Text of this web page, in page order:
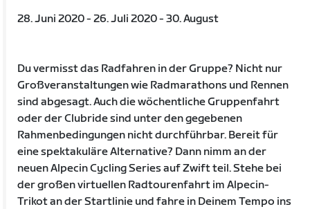
28. Juni 2020 - 26. Juli 2020 - 30. August
Du vermisst das Radfahren in der Gruppe? Nicht nur
Großveranstaltungen wie Radmarathons und Rennen
sind abgesagt. Auch die wöchentliche Gruppenfahrt
oder der Clubride sind unter den gegebenen
Rahmenbedingungen nicht durchführbar. Bereit für
eine spektakuläre Alternative? Dann nimm an der
neuen Alpecin Cycling Series auf Zwift teil. Stehe bei
der großen virtuellen Radtourenfahrt im Alpecin-
Trikot an der Startlinie und fahre in Deinem Tempo ins